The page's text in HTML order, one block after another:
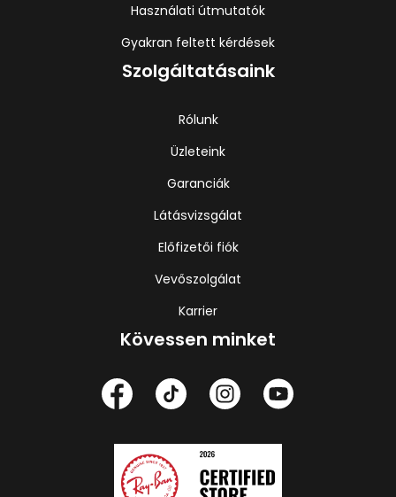
Használati útmutatók
Gyakran feltett kérdések
Szolgáltatásaink
Rólunk
Üzleteink
Garanciák
Látásvizsgálat
Előfizetői fiók
Vevőszolgálat
Karrier
Kövessen minket